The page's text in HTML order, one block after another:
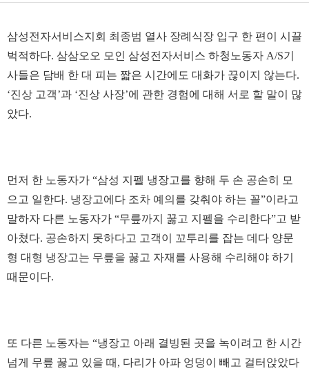
삼성전자서비스지회 최종범 열사 장례식장 입구 한 편이 시끌
벅적하다. 삼삼오오 모인 삼성전자서비스 하청노동자 A/S기
사들은 담배 한 대 피는 짧은 시간에도 대화가 끊이지 않는다.
‘진상 고객’과 ‘진상 사장’에 관한 경험에 대해 서로 할 말이 많
았다.
먼저 한 노동자가 “삼성 지펠 냉장고를 향해 두 손 공손히 모
으고 일한다. 냉장고에다 조차 예의를 갖춰야 하는 꼴”이라고
말하자 다른 노동자가 “무릎까지 꿇고 지펠을 수리한다”고 받
아쳤다. 공손하지 못하다고 고객이 꼬투리를 잡는 데다 양문
형 대형 냉장고는 무릎을 꿇고 자재를 사용해 수리해야 하기
때문이다.
또 다른 노동자는 “냉장고 아래 결빙된 곳을 녹이려고 한 시간
넘게 무릎 꿇고 있을 때, 다리가 아파 엉덩이 빼고 걸터앉았다